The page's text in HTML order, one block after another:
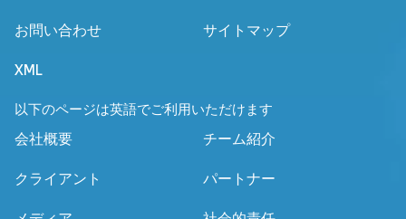
お問い合わせ サイトマップ
XML
以下のページは英語でご利用いただけます
会社概要
チーム紹介
クライアント パートナー